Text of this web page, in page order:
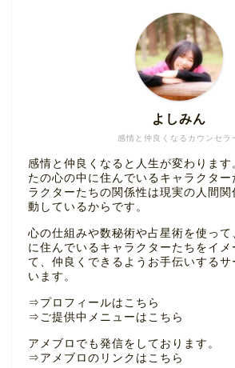
感情と仲良くなるカウンセラ
よしみん
感情と仲良くなると人生が変わります
たの心の中に住んでいるキャラクター
ラクターたちの関係性は現実の人間関
動しているからです。
心の仕組みや数秘術や占星術を使って
に住んでいるキャラクターたちをイメ
て、仲良くできるようお手伝いするサ
います。
⇒ プロフィールはこちら
⇒ ご提供中メニューはこちら
アメブロでも発信をしております。
⇒ アメブロのリンクはこちら